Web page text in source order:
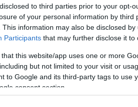
to third parties prior to your opt-
of your personal information by third
This information may also be disclosed
Participants that may further disclose it to
that this website/app uses one or more
but not limited to your visit or
to Google and its third-party tags to use
consent section.
seguro que jugarán de su lado en
de momento el mayor